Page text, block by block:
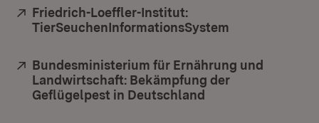
Extern:
Friedrich-Loeffler-Institut:
TierSeuchenInformationsSystem
Extern:
Bundesministerium für Ernährung und
Landwirtschaft: Bekämpfung der
Geflügelpest in Deutschland